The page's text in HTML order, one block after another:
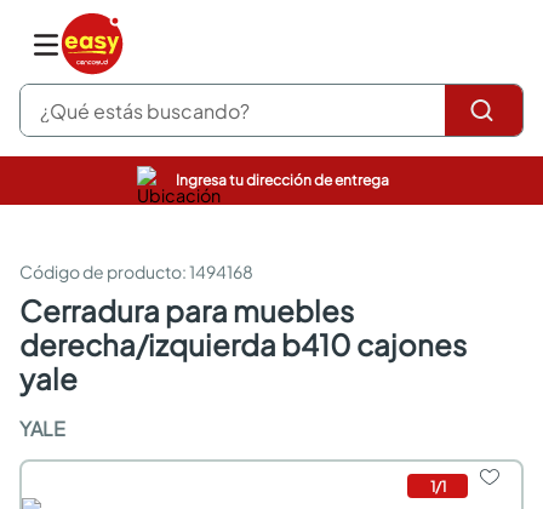
¿Qué estás buscando?
Ingresa tu dirección de entrega
:1494168
cerradura para muebles
derecha/izquierda b410 cajones
yale
YALE
1/1
pinturas
sanitarios
comedor
escritorio
pisos
armarios closet
comedores